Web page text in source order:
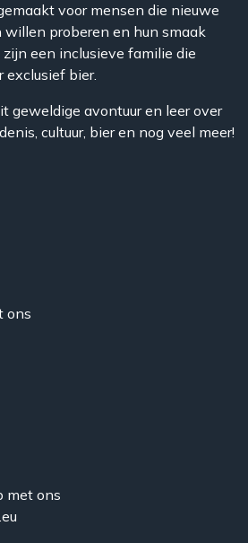
voor mensen die nieuwe
proberen en hun smaak
een inclusieve familie die
exclusief bier.
geweldige avontuur en leer over
cultuur, bier en nog veel meer!
ons
met ons